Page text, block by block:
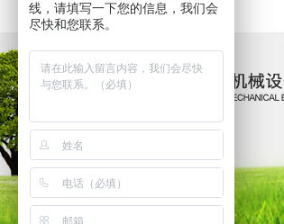
线，请填写一下您的信息，我们会
尽快和您联系。